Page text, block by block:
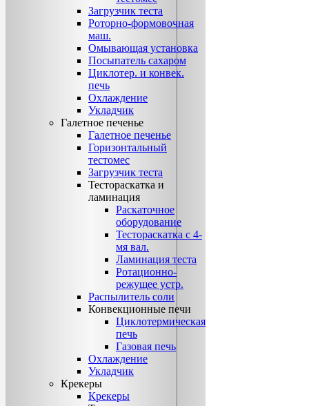
Загрузчик теста
Роторно-формовочная
маш.
Омывающая установка
Посыпатель сахаром
Циклотер. и конвек.
печь
Охлаждение
Укладчик
Галетное печенье
Галетное печенье
Горизонтальный
тестомес
Загрузчик теста
Тестораскатка и
ламинация
Раскаточное
оборудование
Тестораскатка с 4-
мя вал.
Ламинация теста
Ротационно-
режущее устр.
Распылитель соли
Конвекционные печи
Циклотермическая
печь
Газовая печь
Охлаждение
Укладчик
Крекеры
Крекеры